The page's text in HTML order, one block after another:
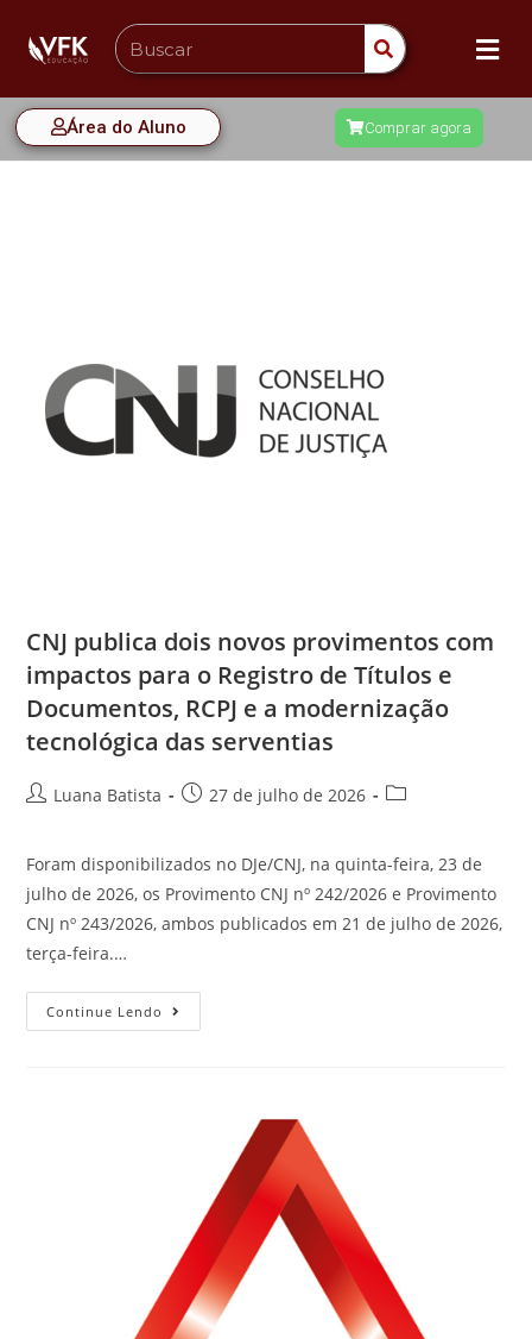
Área do Aluno Comprar agora
CNJ publica dois novos provimentos com
impactos para o Registro de Títulos e
Documentos, RCPJ e a modernização
tecnológica das serventias
Luana Batista 27 de julho de 2026
Foram disponibilizados no DJe/CNJ, na quinta-feira, 23 de
julho de 2026, os Provimento CNJ nº 242/2026 e Provimento
CNJ nº 243/2026, ambos publicados em 21 de julho de 2026,
terça-feira.…
Continue Lendo